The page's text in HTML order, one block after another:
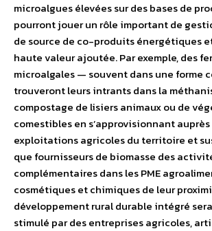
microalgues élevées sur des bases de
pourront jouer un rôle important de
de source de co-produits énergétiques
haute valeur ajoutée. Par exemple, des
microalgales — souvent dans une forme
trouveront leurs intrants dans la
compostage de lisiers animaux ou de
comestibles en s’approvisionnant
exploitations agricoles du territoire et
que fournisseurs de biomasse des
complémentaires dans les PME
cosmétiques et chimiques de leur
développement rural durable intégré
stimulé par des entreprises agricoles,